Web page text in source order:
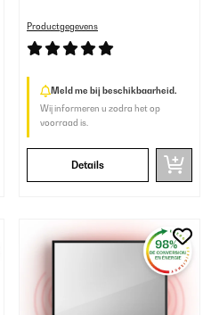
Productgegevens
Meld me bij beschikbaarheid.
Wij informeren u zodra het op
voorraad is.
Details